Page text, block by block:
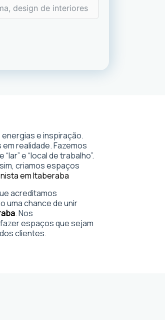
e inspiração.
realidade. Fazemos
e “local de trabalho”.
criamos espaços
em Itaberaba
acreditamos
uma chance de unir
. Nos
espaços que sejam
clientes.